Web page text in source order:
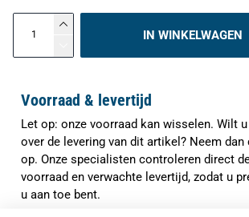
IN WINKELWAGEN
Voorraad & levertijd
Let op: onze voorraad kan wisselen. Wilt
over de levering van dit artikel? Neem
op. Onze specialisten controleren direct
voorraad en verwachte levertijd, zodat u
u aan toe bent.